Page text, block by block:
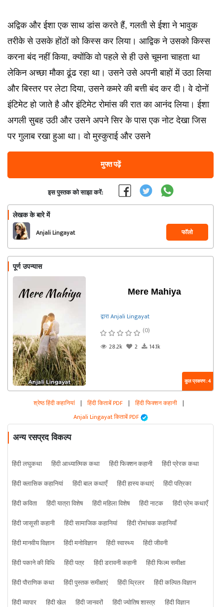
अद्विक और ईशा एक साथ डांस करते हैं, गलती से ईशा ने भावुक
तरीके से उसके होंठों को किस्स कर लिया। आद्विक ने उसको किस्स
करना बंद नहीं किया, क्योंकि वो पहले से ही उसे चूमना चाहता था
लेकिन अच्छा मौका ढूंढ रहा था। उसने उसे अपनी बाहों में उठा लिया
और बिस्तर पर लेटा दिया, उसने कमरे की बत्ती बंद कर दी। वे दोनों
इंटिमेट हो जाते है और इंटिमेट रोमांस की रात का आनंद लिया। ईशा
अगली सुबह उठी और उसने अपने सिर के पास एक नोट देखा जिस
पर गुलाब रखा हुआ था। वो मुस्कुराई और उसने
मुफ्त पढ़ें
इस पुस्तक को साझा करें:
लेखक के बारे में
Anjali Lingayat फॉलो
पूर्ण उपन्यास
Mere Mahiya
द्वारा Anjali Lingayat
(0)
28.2k
2 14.1k
कुल प्रकरण : 4
श्रेष्ठ हिंदी कहानियां | हिंदी किताबें PDF | हिंदी फिक्शन कहानी |
Anjali Lingayat किताबें PDF
अन्य रसप्रद विकल्प
हिंदी लघुकथा हिंदी आध्यात्मिक कथा हिंदी फिक्शन कहानी
हिंदी प्रेरक कथा
हिंदी क्लासिक कहानियां
हिंदी बाल कथाएँ हिंदी हास्य कथाएं
हिंदी पत्रिका
हिंदी कविता
हिंदी यात्रा विशेष हिंदी महिला विशेष हिंदी नाटक
हिंदी प्रेम कथाएँ
हिंदी जासूसी कहानी
हिंदी सामाजिक कहानियां
हिंदी रोमांचक कहानियाँ
हिंदी मानवीय विज्ञान
हिंदी मनोविज्ञान हिंदी स्वास्थ्य
हिंदी जीवनी
हिंदी पकाने की विधि
हिंदी पत्र हिंदी डरावनी कहानी
हिंदी फिल्म समीक्षा
हिंदी पौराणिक कथा
हिंदी पुस्तक समीक्षाएं हिंदी थ्रिलर
हिंदी कल्पित-विज्ञान
हिंदी व्यापार
हिंदी खेल हिंदी जानवरों हिंदी ज्योतिष शास्त्र हिंदी विज्ञान